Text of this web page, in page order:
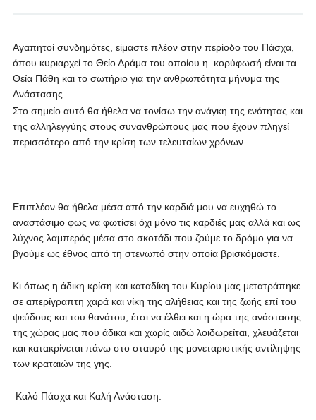
Αγαπητοί συνδημότες, είμαστε πλέον στην περίοδο του Πάσχα,
όπου κυριαρχεί το Θείο Δράμα του οποίου η κορύφωσή είναι τα
Θεία Πάθη και το σωτήριο για την ανθρωπότητα μήνυμα της
Ανάστασης.
Στο σημείο αυτό θα ήθελα να τονίσω την ανάγκη της ενότητας και
της αλληλεγγύης στους συνανθρώπους μας που έχουν πληγεί
περισσότερο από την κρίση των τελευταίων χρόνων.
Επιπλέον θα ήθελα μέσα από την καρδιά μου να ευχηθώ το
αναστάσιμο φως να φωτίσει όχι μόνο τις καρδιές μας αλλά και ως
λύχνος λαμπερός μέσα στο σκοτάδι που ζούμε το δρόμο για να
βγούμε ως έθνος από τη στενωπό στην οποία βρισκόμαστε.
Κι όπως η άδικη κρίση και καταδίκη του Κυρίου μας μετατράπηκε
σε απερίγραπτη χαρά και νίκη της αλήθειας και της ζωής επί του
ψεύδους και του θανάτου, έτσι να έλθει και η ώρα της ανάστασης
της χώρας μας που άδικα και χωρίς αιδώ λοιδωρείται, χλευάζεται
και κατακρίνεται πάνω στο σταυρό της μονεταριστικής αντίληψης
των κραταιών της γης.
Καλό Πάσχα και Καλή Ανάσταση.